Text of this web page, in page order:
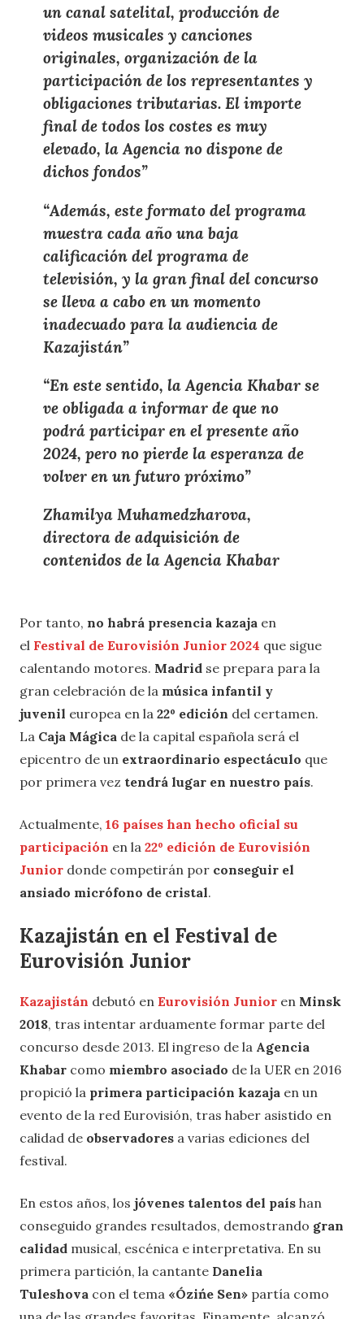
un canal satelital, producción de
videos musicales y canciones
originales, organización de la
participación de los representantes y
obligaciones tributarias. El importe
final de todos los costes es muy
elevado, la Agencia no dispone de
dichos fondos”
“Además, este formato del programa
muestra cada año una baja
calificación del programa de
televisión, y la gran final del concurso
se lleva a cabo en un momento
inadecuado para la audiencia de
Kazajistán”
“En este sentido, la Agencia Khabar se
ve obligada a informar de que no
podrá participar en el presente año
2024, pero no pierde la esperanza de
volver en un futuro próximo”
Zhamilya Muhamedzharova,
directora de adquisición de
contenidos de la Agencia Khabar
Por tanto, no habrá presencia kazaja en
el Festival de Eurovisión Junior 2024 que sigue
calentando motores. Madrid se prepara para la
gran celebración de la música infantil y
juvenil europea en la 22º edición del certamen.
La Caja Mágica de la capital española será el
epicentro de un extraordinario espectáculo que
por primera vez tendrá lugar en nuestro país.
Actualmente, 16 países han hecho oficial su
participación en la 22º edición de Eurovisión
Junior donde competirán por conseguir el
ansiado micrófono de cristal.
Kazajistán en el Festival de
Eurovisión Junior
Kazajistán debutó en Eurovisión Junior en Minsk
2018, tras intentar arduamente formar parte del
concurso desde 2013. El ingreso de la Agencia
Khabar como miembro asociado de la UER en 2016
propició la primera participación kazaja en un
evento de la red Eurovisión, tras haber asistido en
calidad de observadores a varias ediciones del
festival.
En estos años, los jóvenes talentos del país han
conseguido grandes resultados, demostrando gran
calidad musical, escénica e interpretativa. En su
primera partición, la cantante Danelia
Tuleshova con el tema «Ózińe Sen» partía como